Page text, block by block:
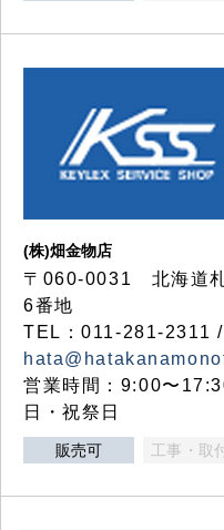
(株)畑金物店
〒060-0031 北海道札
6番地
TEL：011-281-2311
営業時間：9:00〜
日・祝祭日
販売可 工事・取